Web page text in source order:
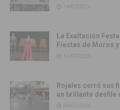
14/07/2026
La Exaltación
Fiestas de Moros
12/07/2026
Rojales cerró sus
un brillante desfile
06/07/2026